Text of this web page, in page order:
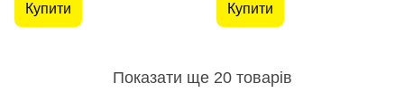
Купити Купити
Показати ще 20 товарів